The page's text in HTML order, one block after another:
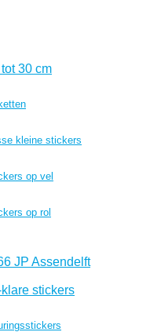
30 cm
kleine stickers
op vel
op rol
stickers
JP Assendelft